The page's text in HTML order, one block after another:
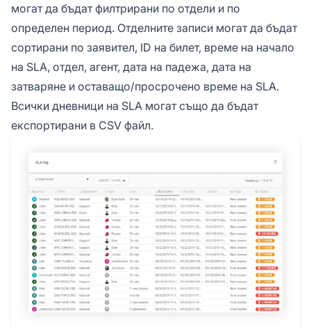
могат да бъдат филтрирани по отдели и по
определен период. Отделните записи могат да бъдат
сортирани по заявител, ID на билет, време на начало
на SLA, отдел, агент, дата на падежа, дата на
затваряне и оставащо/просрочено време на SLA.
Всички дневници на SLA могат също да бъдат
експортирани в CSV файл.